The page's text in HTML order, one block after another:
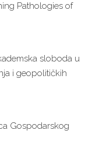
Pathologies of
sloboda u
i geopolitičkih
Gospodarskog